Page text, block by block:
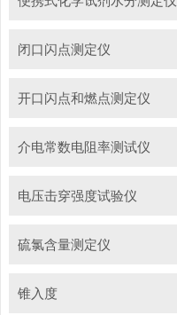
闭口闪点测定仪
开口闪点和燃点测定仪
介电常数电阻率测试仪
电压击穿强度试验仪
硫氯含量测定仪
锥入度